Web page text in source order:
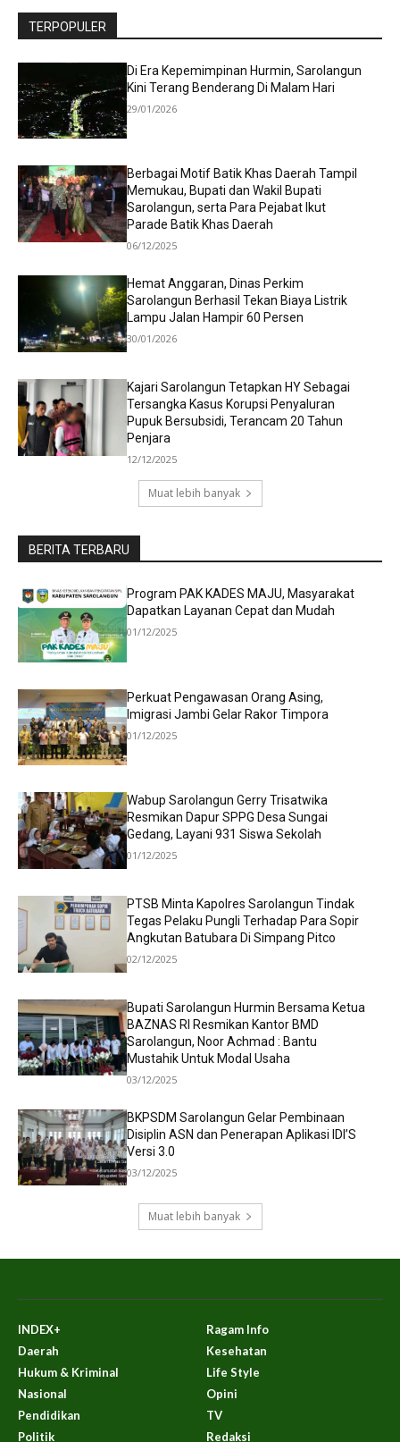
TERPOPULER
Di Era Kepemimpinan Hurmin, Sarolangun
Kini Terang Benderang Di Malam Hari
29/01/2026
Berbagai Motif Batik Khas Daerah Tampil
Memukau, Bupati dan Wakil Bupati
Sarolangun, serta Para Pejabat Ikut
Parade Batik Khas Daerah
06/12/2025
Hemat Anggaran, Dinas Perkim
Sarolangun Berhasil Tekan Biaya Listrik
Lampu Jalan Hampir 60 Persen
30/01/2026
Kajari Sarolangun Tetapkan HY Sebagai
Tersangka Kasus Korupsi Penyaluran
Pupuk Bersubsidi, Terancam 20 Tahun
Penjara
12/12/2025
Muat lebih banyak
BERITA TERBARU
Program PAK KADES MAJU, Masyarakat
Dapatkan Layanan Cepat dan Mudah
01/12/2025
Perkuat Pengawasan Orang Asing,
Imigrasi Jambi Gelar Rakor Timpora
01/12/2025
Wabup Sarolangun Gerry Trisatwika
Resmikan Dapur SPPG Desa Sungai
Gedang, Layani 931 Siswa Sekolah
01/12/2025
PTSB Minta Kapolres Sarolangun Tindak
Tegas Pelaku Pungli Terhadap Para Sopir
Angkutan Batubara Di Simpang Pitco
02/12/2025
Bupati Sarolangun Hurmin Bersama Ketua
BAZNAS RI Resmikan Kantor BMD
Sarolangun, Noor Achmad : Bantu
Mustahik Untuk Modal Usaha
03/12/2025
BKPSDM Sarolangun Gelar Pembinaan
Disiplin ASN dan Penerapan Aplikasi IDI’S
Versi 3.0
03/12/2025
Muat lebih banyak
INDEX+
Daerah
Hukum & Kriminal
Nasional
Pendidikan
Politik
Ragam Info
Kesehatan
Life Style
Opini
TV
Redaksi